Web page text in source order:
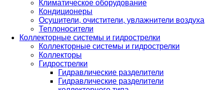
Климатическое оборудование
Кондиционеры
Осушители, очистители, увлажнители воздуха
Теплоносители
Коллекторные системы и гидрострелки
Коллекторные системы и гидрострелки
Коллекторы
Гидрострелки
Гидравлические разделители
Гидравлические разделители